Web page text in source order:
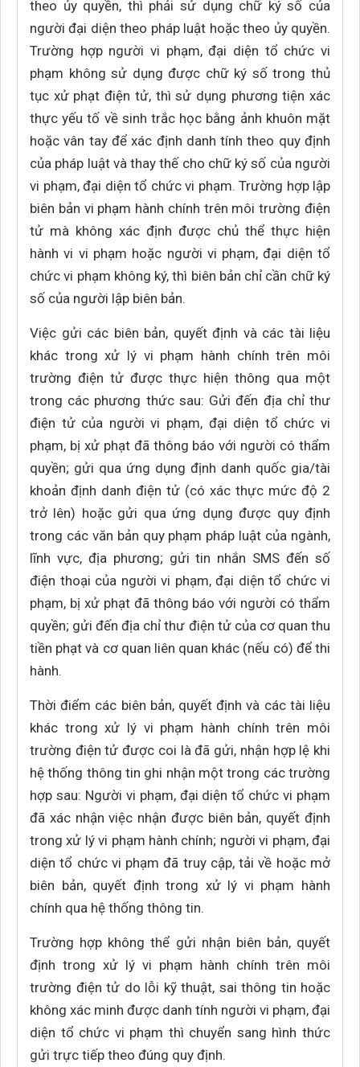
theo ủy quyền, thì phải sử dụng chữ ký số của
người đại diện theo pháp luật hoặc theo ủy quyền.
Trường hợp người vi phạm, đại diện tổ chức vi
phạm không sử dụng được chữ ký số trong thủ
tục xử phạt điện tử, thì sử dụng phương tiện xác
thực yếu tố về sinh trắc học bằng ảnh khuôn mặt
hoặc vân tay để xác định danh tính theo quy định
của pháp luật và thay thế cho chữ ký số của người
vi phạm, đại diện tổ chức vi phạm. Trường hợp lập
biên bản vi phạm hành chính trên môi trường điện
tử mà không xác định được chủ thể thực hiện
hành vi vi phạm hoặc người vi phạm, đại diện tổ
chức vi phạm không ký, thì biên bản chỉ cần chữ ký
số của người lập biên bản.
Việc gửi các biên bản, quyết định và các tài liệu
khác trong xử lý vi phạm hành chính trên môi
trường điện tử được thực hiện thông qua một
trong các phương thức sau: Gửi đến địa chỉ thư
điện tử của người vi phạm, đại diện tổ chức vi
phạm, bị xử phạt đã thông báo với người có thẩm
quyền; gửi qua ứng dụng định danh quốc gia/tài
khoản định danh điện tử (có xác thực mức độ 2
trở lên) hoặc gửi qua ứng dụng được quy định
trong các văn bản quy phạm pháp luật của ngành,
lĩnh vực, địa phương; gửi tin nhắn SMS đến số
điện thoại của người vi phạm, đại diện tổ chức vi
phạm, bị xử phạt đã thông báo với người có thẩm
quyền; gửi đến địa chỉ thư điện tử của cơ quan thu
tiền phạt và cơ quan liên quan khác (nếu có) để thi
hành.
Thời điểm các biên bản, quyết định và các tài liệu
khác trong xử lý vi phạm hành chính trên môi
trường điện tử được coi là đã gửi, nhận hợp lệ khi
hệ thống thông tin ghi nhận một trong các trường
hợp sau: Người vi phạm, đại diện tổ chức vi phạm
đã xác nhận việc nhận được biên bản, quyết định
trong xử lý vi phạm hành chính; người vi phạm, đại
diện tổ chức vi phạm đã truy cập, tải về hoặc mở
biên bản, quyết định trong xử lý vi phạm hành
chính qua hệ thống thông tin.
Trường hợp không thể gửi nhận biên bản, quyết
định trong xử lý vi phạm hành chính trên môi
trường điện tử do lỗi kỹ thuật, sai thông tin hoặc
không xác minh được danh tính người vi phạm, đại
diện tổ chức vi phạm thì chuyển sang hình thức
gửi trực tiếp theo đúng quy định.